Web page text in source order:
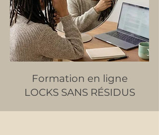
Formation en ligne
LOCKS SANS RÉSIDUS